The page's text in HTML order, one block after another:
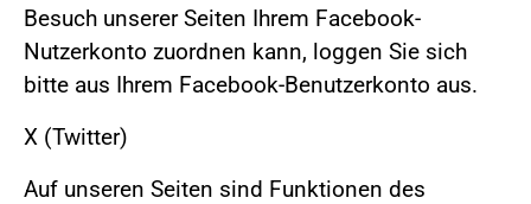
Besuch unserer Seiten Ihrem Facebook-
Nutzerkonto zuordnen kann, loggen Sie sich
bitte aus Ihrem Facebook-Benutzerkonto aus.
X (Twitter)
Auf unseren Seiten sind Funktionen des